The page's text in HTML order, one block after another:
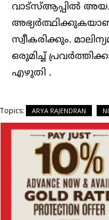
വാട്‌സ്ആപ്പിൽ
സ്വീകരിക്കും.
ഒരുമിച്ച്
എഴുതി .
Topics: ARYA RAJENDRAN